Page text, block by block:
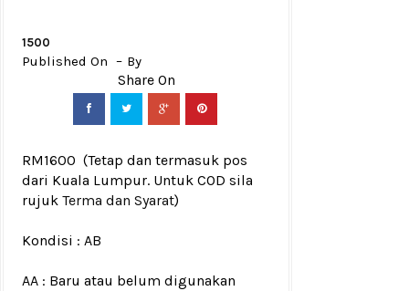
1500
Published On By
RM1600 (Tetap dan termasuk pos
dari Kuala Lumpur. Untuk COD sila
rujuk Terma dan Syarat)
Kondisi : AB
AA : Baru atau belum digunakan